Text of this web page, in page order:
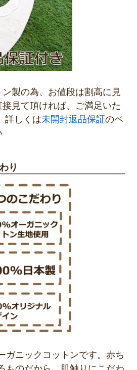
製の為、お値段は割高に見
見て頂ければ、ご満足いた
詳しくは未開封返品保証のペ
り
ガニックコットンです。赤ち
ものだから、肌触りにこだわ